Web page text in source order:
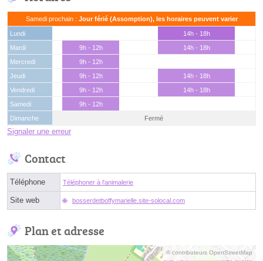
Samedi prochain : Jour férié (Assomption), les horaires peuvent varier
Lundi
14h - 18h
Mardi
9h - 12h
14h - 18h
Mercredi
9h - 12h
Jeudi
9h - 12h
14h - 18h
Vendredi
9h - 12h
14h - 18h
Samedi
9h - 12h
Dimanche
Fermé
Signaler une erreur
Contact
Téléphone Téléphoner à l'animalerie
Site web bosserdetboffymarielle.site-solocal.com
Plan et adresse
© contributeurs OpenStreetMap